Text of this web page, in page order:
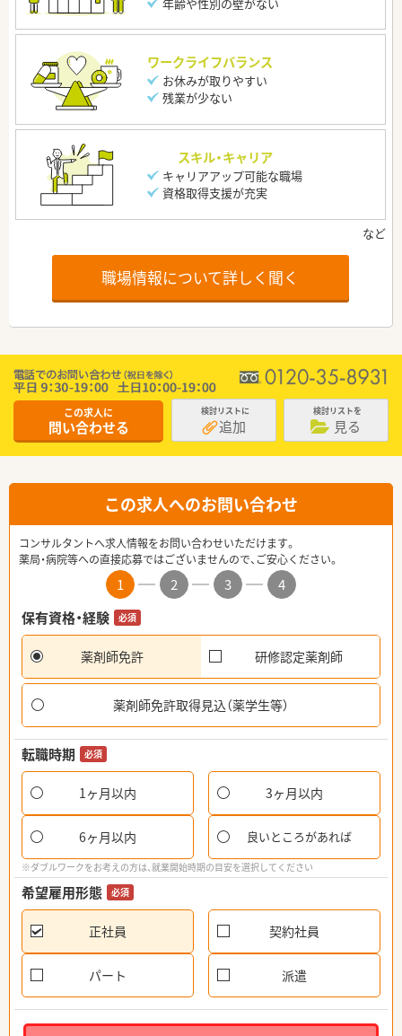
ワークライフバランス
お休みが取りやすい
残業が少ない
スキル・キャリア
キャリアアップ可能な職場
資格取得支援が充実
職場情報について詳しく聞く
この求人に
問い合わせる
検討リストに
追加
検討リストを
見る
この求人へのお問い合わせ
コンサルタントへ求人情報をお問い合わせいただけます。
薬局・病院等への直接応募ではございませんので、ご安心ください。
1 2 3
4
保有資格・経験
必須
薬剤師免許 研修認定薬剤師
薬剤師免許取得見込（薬学生等）
転職時期 必須
1ヶ月以内 3ヶ月以内
6ヶ月以内 良いところがあれば
※ダブルワークをお考えの方は、就業開始時期の目安を選択してください
希望雇用形態 必須
正社員 契約社員
パート 派遣